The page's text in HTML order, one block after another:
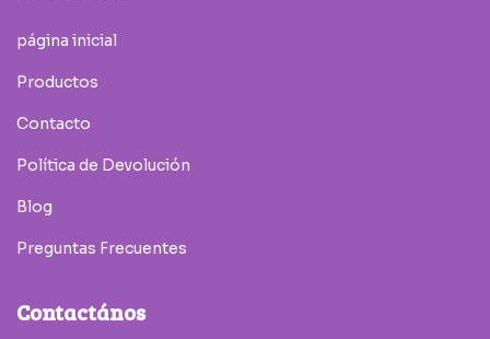
página inicial
Productos
Contacto
Política de Devolución
Blog
Preguntas Frecuentes
Contactános